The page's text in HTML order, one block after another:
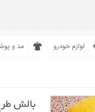
لوازم خودرو مد و
بالش